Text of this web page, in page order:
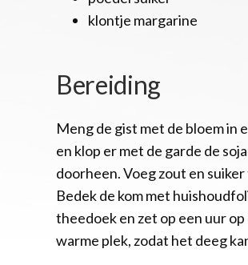
klontje margarine
Bereiding
Meng de gist met de bloem in
en klop er met de garde de
doorheen. Voeg zout en suiker
Bedek de kom met
theedoek en zet op een uur op
warme plek, zodat het deeg